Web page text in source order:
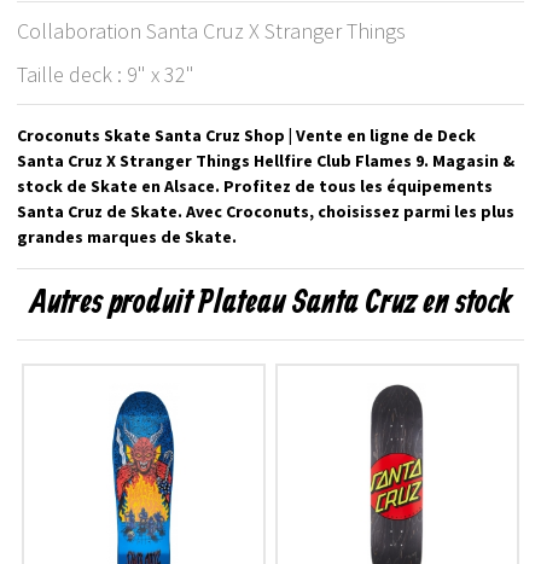
Collaboration Santa Cruz X Stranger Things
Taille deck : 9" x 32"
Croconuts Skate Santa Cruz Shop | Vente en ligne de Deck
Santa Cruz X Stranger Things Hellfire Club Flames 9. Magasin &
stock de Skate en Alsace. Profitez de tous les équipements
Santa Cruz de Skate. Avec Croconuts, choisissez parmi les plus
grandes marques de Skate.
Autres produit Plateau Santa Cruz en stock